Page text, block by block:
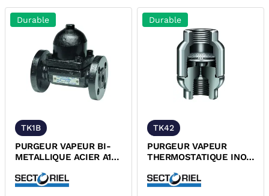
Durable
TK1B
PURGEUR VAPEUR BI-
METALLIQUE ACIER A105
Durable
TK42
PURGEUR VAPEUR
THERMOSTATIQUE INOX